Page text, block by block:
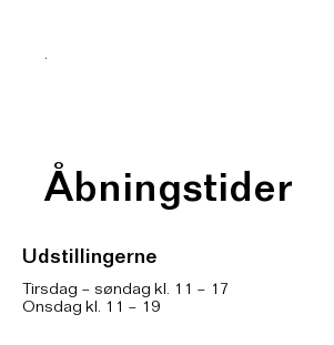
.
Åbningstider
Udstillingerne
Tirsdag – søndag kl. 11 – 17
Onsdag kl. 11 – 19